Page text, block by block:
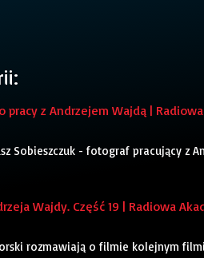
pracy z Andrzejem Wajdą |
Sobieszczuk - fotograf pracujący z
Wajdy. Część 19 | Radiowa
rozmawiają o filmie kolejnym